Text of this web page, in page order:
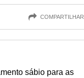
COMPARTILHAR
sábio para as